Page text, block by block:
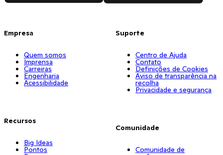
Empresa
Quem somos
Imprensa
Carreiras
Engenharia
Acessibilidade
Recursos
Big Ideas
Pontos
Suporte
Centro de Ajuda
Contato
Definições de Cookies
Aviso de transparência na
recolha
Privacidade e segurança
Comunidade
Comunidade de